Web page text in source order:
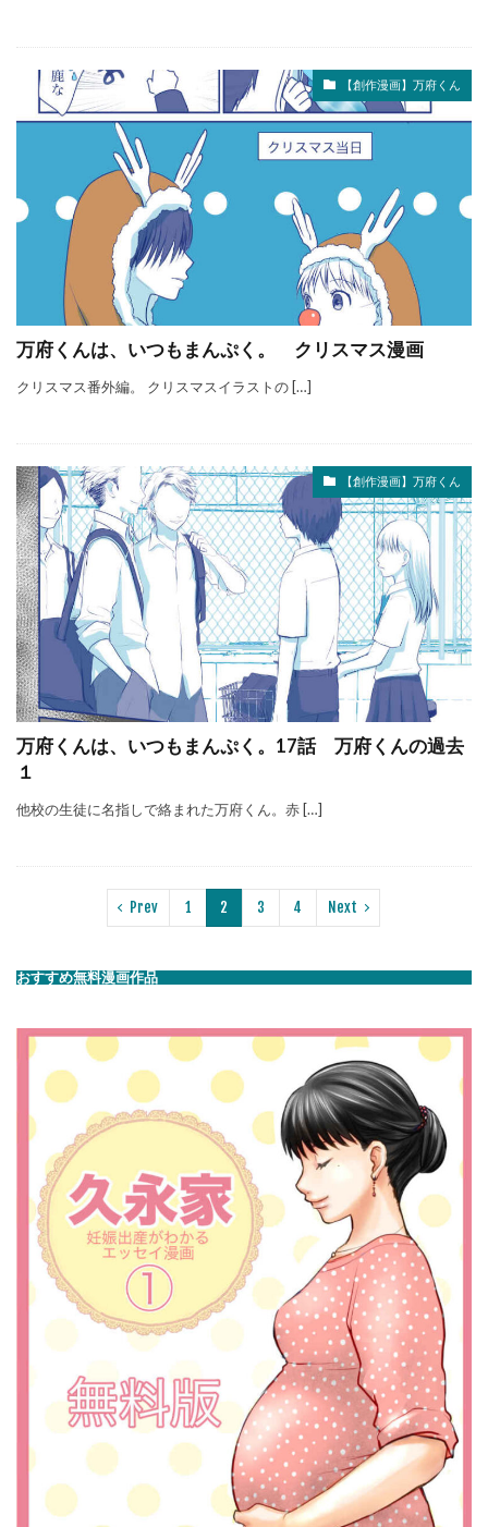
【創作漫画】万府くん
万府くんは、いつもまんぷく。 クリスマス漫画
クリスマス番外編。 クリスマスイラストの […]
【創作漫画】万府くん
万府くんは、いつもまんぷく。17話 万府くんの過去
１
他校の生徒に名指しで絡まれた万府くん。赤 […]
Prev 1 2 3 4 Next
おすすめ無料漫画作品